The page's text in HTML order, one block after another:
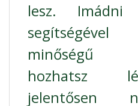
lesz.
minőségű
hozhatsz
jelentősen